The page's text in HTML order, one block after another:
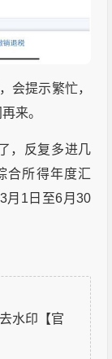
会提示繁忙，
来。
，反复多进几
合所得年度汇
月1日至6月30
水印【官